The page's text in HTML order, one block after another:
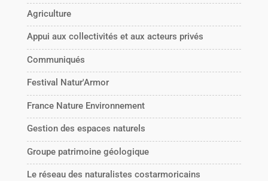
Agriculture
Appui aux collectivités et aux acteurs privés
Communiqués
Festival Natur'Armor
France Nature Environnement
Gestion des espaces naturels
Groupe patrimoine géologique
Le réseau des naturalistes costarmoricains